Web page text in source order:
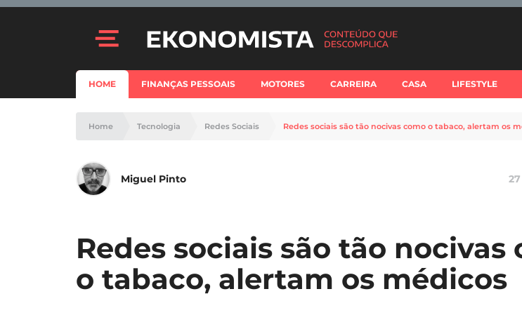
HOME FINANÇAS PESSOAIS MOTORES CARREIRA CASA LIFESTYLE
Home Tecnologia Redes Sociais Redes sociais são tão nocivas como o tabaco, alertam os
Miguel Pinto
Redes sociais são tão nocivas
o tabaco, alertam os médicos